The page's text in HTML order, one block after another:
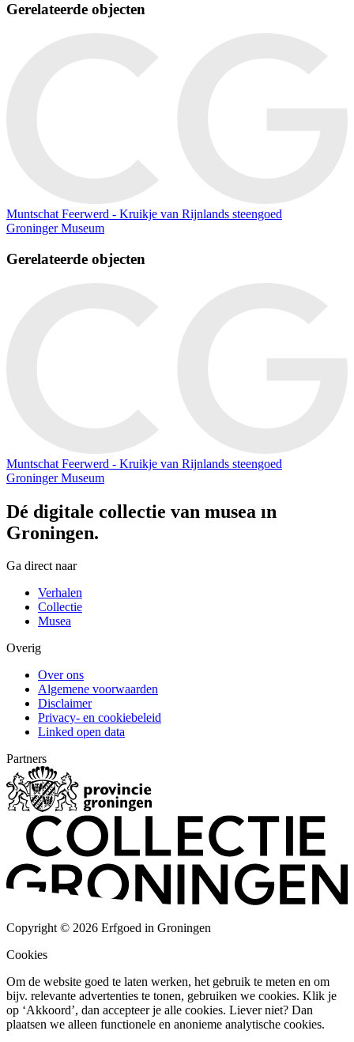
Gerelateerde objecten
Muntschat Feerwerd - Kruikje van Rijnlands steengoed
Groninger Museum
Gerelateerde objecten
Muntschat Feerwerd - Kruikje van Rijnlands steengoed
Groninger Museum
Dé digitale collectie van musea in
Groningen.
Ga direct naar
Verhalen
Collectie
Musea
Overig
Over ons
Algemene voorwaarden
Disclaimer
Privacy- en cookiebeleid
Linked open data
Partners
Copyright © 2026 Erfgoed in Groningen
Cookies
Om de website goed te laten werken, het gebruik te meten en om
bijv. relevante advertenties te tonen, gebruiken we cookies. Klik je
op ‘Akkoord’, dan accepteer je alle cookies. Liever niet? Dan
plaatsen we alleen functionele en anonieme analytische cookies.